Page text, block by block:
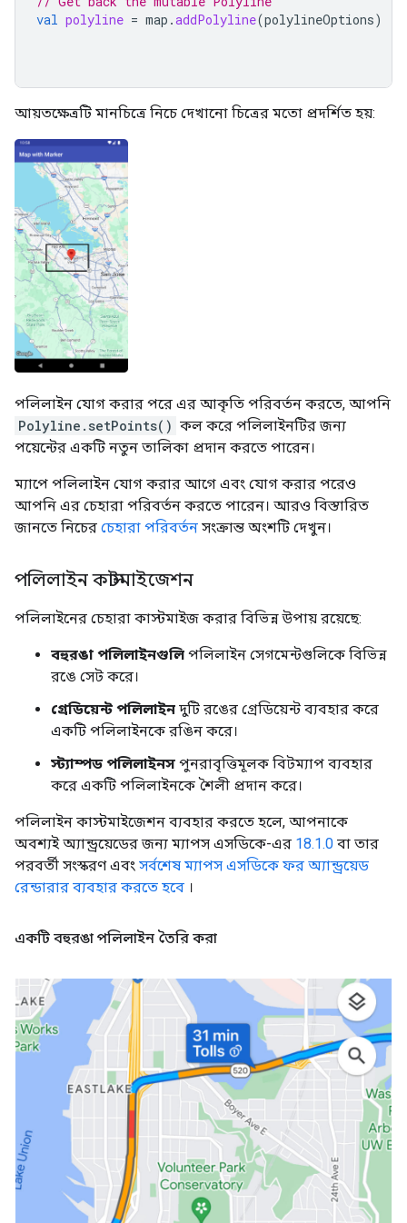
val polyline = map .addPolyline(polylineOptions)
আয়তক্ষেত্রটি মানচিত্রে নিচে দেখানো চিত্রের মতো প্রদর্শিত হয়:
পলিলাইন যোগ করার পরে এর আকৃতি পরিবর্তন করতে, আপনি
Polyline.setPoints() কল করে পলিলাইনটির জন্য
পয়েন্টের একটি নতুন তালিকা প্রদান করতে পারেন।
ম্যাপে পলিলাইন যোগ করার আগে এবং যোগ করার পরেও
আপনি এর চেহারা পরিবর্তন করতে পারেন। আরও বিস্তারিত
জানতে নিচের চেহারা পরিবর্তন সংক্রান্ত অংশটি দেখুন।
পলিলাইন কাস্টমাইজেশন
পলিলাইনের চেহারা কাস্টমাইজ করার বিভিন্ন উপায় রয়েছে:
বহুরঙা পলিলাইনগুলি পলিলাইন সেগমেন্টগুলিকে বিভিন্ন
রঙে সেট করে।
গ্রেডিয়েন্ট পলিলাইন দুটি রঙের গ্রেডিয়েন্ট ব্যবহার করে
একটি পলিলাইনকে রঙিন করে।
স্ট্যাম্পড পলিলাইনস পুনরাবৃত্তিমূলক বিটম্যাপ ব্যবহার
করে একটি পলিলাইনকে শৈলী প্রদান করে।
পলিলাইন কাস্টমাইজেশন ব্যবহার করতে হলে, আপনাকে
অবশ্যই অ্যান্ড্রয়েডের জন্য ম্যাপস এসডিকে-এর 18.1.0 বা তার
পরবর্তী সংস্করণ এবং সর্বশেষ ম্যাপস এসডিকে ফর অ্যান্ড্রয়েড
রেন্ডারার ব্যবহার করতে হবে ।
একটি বহুরঙা পলিলাইন তৈরি করা